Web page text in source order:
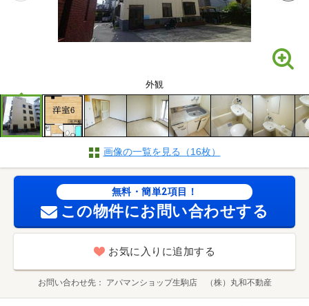
外観
画像の一覧を見る（16枚）
無料・簡単2項目！
この物件にお問い合わせする
お気に入りに追加する
お問い合わせ先 アパマンショップ生駒店 （株）丸和不動産